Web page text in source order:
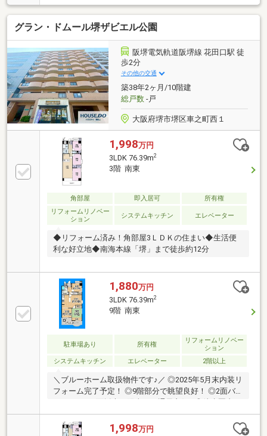
心のオートロックマンション！
グラン・ドムール堺ザビエル公園
阪堺電気軌道阪堺線 花田口駅 徒
歩2分
その他の交通
築38年2ヶ月/10階建
総戸数-戸
大阪府堺市堺区車之町西１
1,998万円
3LDK 76.39m2
3階 南東
角部屋 即入居可
所有権
リフォームリノベー
ション
システムキッチン エレベーター
◆リフォーム済み！角部屋3ＬＤＫの住まい◆生活便
利な好立地◆南海本線「堺」まで徒歩約12分
1,880万円
3LDK 76.39m2
9階 南東
駐車場あり 所有権
リフォームリノベー
ション
システムキッチン
エレベーター 2階以上
＼ブルーホーム取扱物件です♪／ ◎2025年5月末内装リ
フォーム完了予定！ ◎9階部分で眺望良好！ ◎2面バ
コンビニ・スーパーなど周辺環境充実◎
1,998万円